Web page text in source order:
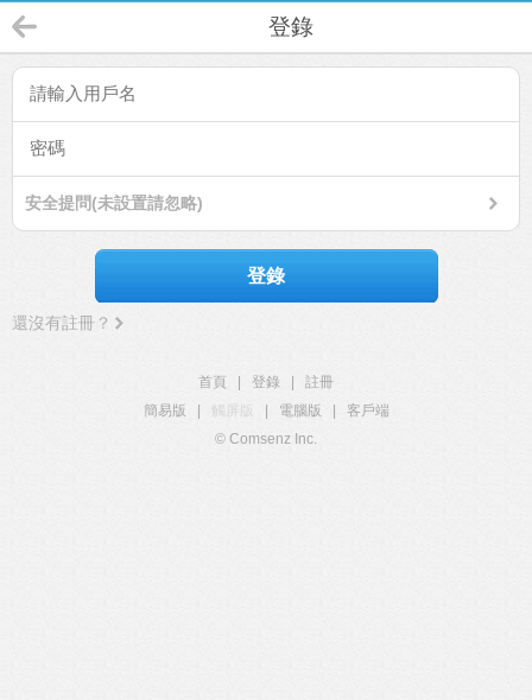
登錄
安全提問(未設置請忽略)
登錄
還沒有註冊？
首頁 登錄
註冊
簡易版
觸屏版 電腦版
客戶端
© Comsenz Inc.